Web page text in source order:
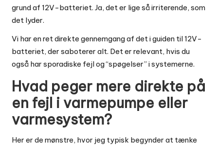
grund af 12V-batteriet. Ja, det er lige så irriterende, som
det lyder.
Vi har en ret direkte gennemgang af det iguiden til 12V-
batteriet, der saboterer alt. Det er relevant, hvis du
også har sporadiske fejl og “spøgelser” i systemerne.
Hvad peger mere direkte på
en fejl i varmepumpe eller
varmesystem?
Her er de mønstre, hvor jeg typisk begynder at tænke